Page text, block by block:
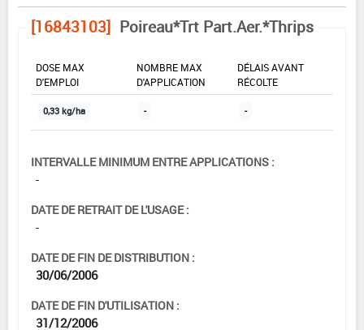
[16843103] Poireau*Trt Part.Aer.*Thrips
DOSE MAX
D'EMPLOI
NOMBRE MAX
D'APPLICATION
DÉLAIS AVANT
RÉCOLTE
0,33 kg/ha - -
INTERVALLE MINIMUM ENTRE APPLICATIONS :
-
DATE DE RETRAIT DE L'USAGE :
-
DATE DE FIN DE DISTRIBUTION :
30/06/2006
DATE DE FIN D'UTILISATION :
31/12/2006